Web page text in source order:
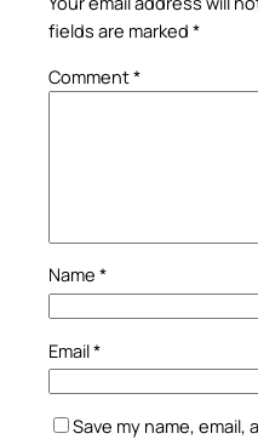
fields are marked *
Comment*
Name *
Email*
Save my name,